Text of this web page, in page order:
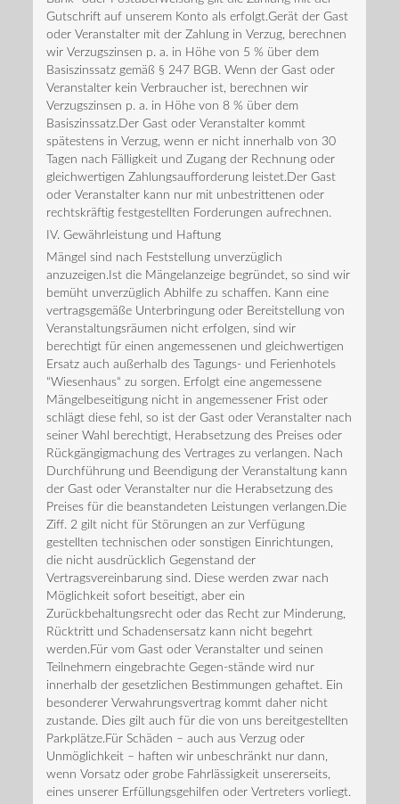
Gutschrift auf unserem Konto als erfolgt.Gerät der Gast
oder Veranstalter mit der Zahlung in Verzug, berechnen
wir Verzugszinsen p. a. in Höhe von 5 % über dem
Basiszinssatz gemäß § 247 BGB. Wenn der Gast oder
Veranstalter kein Verbraucher ist, berechnen wir
Verzugszinsen p. a. in Höhe von 8 % über dem
Basiszinssatz.Der Gast oder Veranstalter kommt
spätestens in Verzug, wenn er nicht innerhalb von 30
Tagen nach Fälligkeit und Zugang der Rechnung oder
gleichwertigen Zahlungsaufforderung leistet.Der Gast
oder Veranstalter kann nur mit unbestrittenen oder
rechtskräftig festgestellten Forderungen aufrechnen.
IV. Gewährleistung und Haftung
Mängel sind nach Feststellung unverzüglich
anzuzeigen.Ist die Mängelanzeige begründet, so sind wir
bemüht unverzüglich Abhilfe zu schaffen. Kann eine
vertragsgemäße Unterbringung oder Bereitstellung von
Veranstaltungsräumen nicht erfolgen, sind wir
berechtigt für einen angemessenen und gleichwertigen
Ersatz auch außerhalb des Tagungs- und Ferienhotels
“Wiesenhaus“ zu sorgen. Erfolgt eine angemessene
Mängelbeseitigung nicht in angemessener Frist oder
schlägt diese fehl, so ist der Gast oder Veranstalter nach
seiner Wahl berechtigt, Herabsetzung des Preises oder
Rückgängigmachung des Vertrages zu verlangen. Nach
Durchführung und Beendigung der Veranstaltung kann
der Gast oder Veranstalter nur die Herabsetzung des
Preises für die beanstandeten Leistungen verlangen.Die
Ziff. 2 gilt nicht für Störungen an zur Verfügung
gestellten technischen oder sonstigen Einrichtungen,
die nicht ausdrücklich Gegenstand der
Vertragsvereinbarung sind. Diese werden zwar nach
Möglichkeit sofort beseitigt, aber ein
Zurückbehaltungsrecht oder das Recht zur Minderung,
Rücktritt und Schadensersatz kann nicht begehrt
werden.Für vom Gast oder Veranstalter und seinen
Teilnehmern eingebrachte Gegen-stände wird nur
innerhalb der gesetzlichen Bestimmungen gehaftet. Ein
besonderer Verwahrungsvertrag kommt daher nicht
zustande. Dies gilt auch für die von uns bereitgestellten
Parkplätze.Für Schäden – auch aus Verzug oder
Unmöglichkeit – haften wir unbeschränkt nur dann,
wenn Vorsatz oder grobe Fahrlässigkeit unsererseits,
eines unserer Erfüllungsgehilfen oder Vertreters vorliegt.